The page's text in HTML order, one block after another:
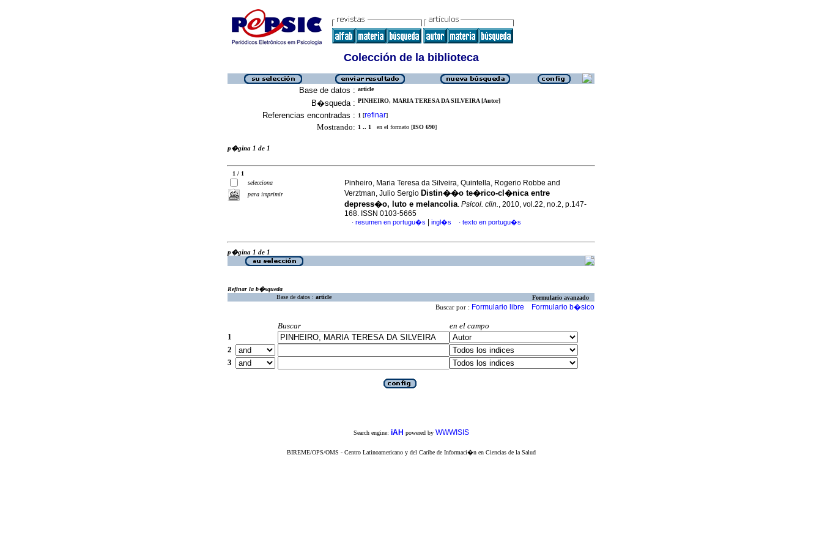
Colección de la biblioteca
Base de datos : article
B�squeda : PINHEIRO, MARIA TERESA DA SILVEIRA [Autor]
Referencias encontradas : 1 [refinar]
Mostrando: 1 .. 1 en el formato [ISO 690]
p�gina 1 de 1
1 / 1
selecciona
para imprimir
Pinheiro, Maria Teresa da Silveira, Quintella, Rogerio Robbe and
Verztman, Julio Sergio Distin��o te�rico-cl�nica entre
depress�o, luto e melancolia. Psicol. clin., 2010, vol.22, no.2, p.147-
168. ISSN 0103-5665
· resumen en portugu�s ingl�s · texto en portugu�s
p�gina 1 de 1
Refinar la b�squeda
Base de datos : article Formulario avanzado
Buscar por : Formulario libre Formulario b�sico
Buscar
en el campo
1
2
3
Search engine: iAH powered by WWWISIS
BIREME/OPS/OMS - Centro Latinoamericano y del Caribe de Informaci�n en Ciencias de la Salud